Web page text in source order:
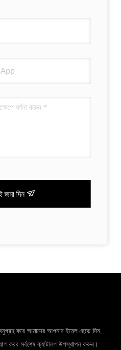
জমা দিন
করে আমাদের আপনার ইমেল ছেড়ে দিন,
আমরা খুব শীঘ্রই আপনার সাথে যোগাযোগ করব সর্বশেষ ক্যাটালগ উপস্থাপন করুন।